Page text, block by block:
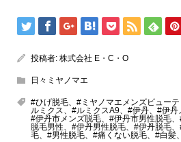
投稿者: 株式会社 E・C・O
日々ミヤノマエ
#ひげ脱毛、#ミヤノマエメンズビュー
ルミクス、#ルミクスA9、#伊丹、#伊丹
#伊丹市メンズ脱毛、#伊丹市男性脱毛
脱毛男性、#伊丹男性脱毛、#伊丹脱毛
毛、#男性脱毛、#痛くない脱毛、#白髪